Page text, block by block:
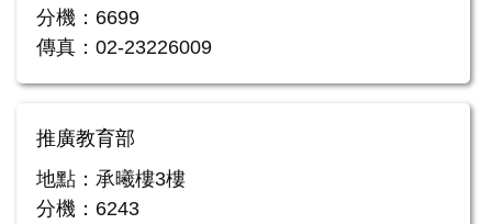
分機：6699
傳真：02-23226009
推廣教育部
地點：承曦樓3樓
分機：6243